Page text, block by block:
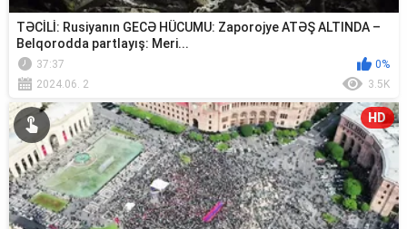
TƏCİLİ: Rusiyanın GECƏ HÜCUMU: Zaporojye ATƏŞ ALTINDA –
Belqorodda partlayış: Meri...
37:37
0%
2024.06. 2
3.5K
HD